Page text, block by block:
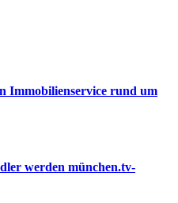
Immobilienservice rund um
werden münchen.tv-